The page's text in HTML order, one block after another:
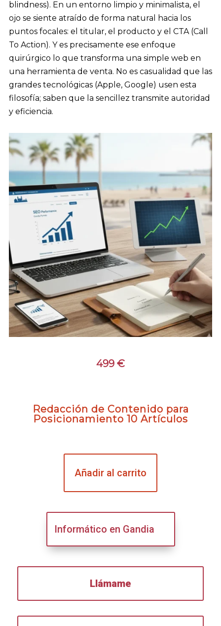
blindness). En un entorno limpio y minimalista, el
ojo se siente atraído de forma natural hacia los
puntos focales: el titular, el producto y el CTA (Call
To Action). Y es precisamente ese enfoque
quirúrgico lo que transforma una simple web en
una herramienta de venta. No es casualidad que las
grandes tecnológicas (Apple, Google) usen esta
filosofía; saben que la sencillez transmite autoridad
y eficiencia.
499 €
Redacción de Contenido para
Posicionamiento 10 Artículos
Añadir al carrito
Informático en Gandia
Llámame